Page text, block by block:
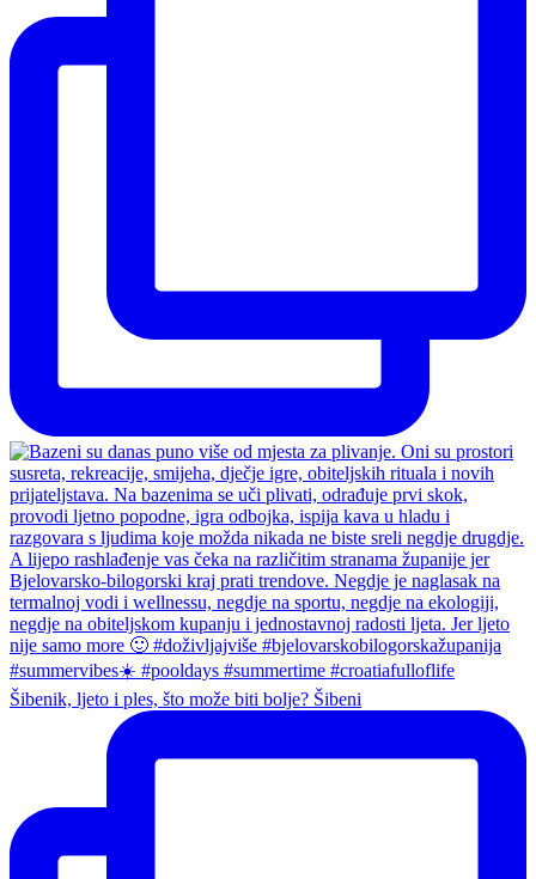
Šibenik, ljeto i ples, što može biti bolje? Šibeni